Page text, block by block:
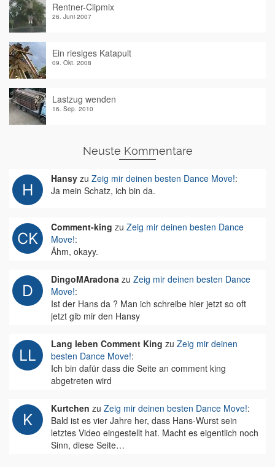
Rentner-Clipmix
26. Juni 2007
Ein riesiges Katapult
09. Okt. 2008
Lastzug wenden
16. Sep. 2010
Neuste Kommentare
Hansy zu Zeig mir deinen besten Dance Move!:
Ja mein Schatz, ich bin da.
Comment-king zu Zeig mir deinen besten Dance
Move!:
Ähm, okayy.
DingoMAradona zu Zeig mir deinen besten Dance
Move!:
Ist der Hans da ? Man ich schreibe hier jetzt so oft
jetzt gib mir den Hansy
Lang leben Comment King zu Zeig mir deinen
besten Dance Move!:
Ich bin dafür dass die Seite an comment king
abgetreten wird
Kurtchen zu Zeig mir deinen besten Dance Move!:
Bald ist es vier Jahre her, dass Hans-Wurst sein
letztes Video eingestellt hat. Macht es eigentlich noch
Sinn, diese Seite…